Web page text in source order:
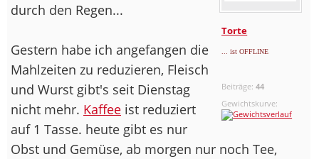
Torte
... ist OFFLINE
Beiträge:44
Gewichtskurve:
durch den Regen...
Gestern habe ich angefangen die
Mahlzeiten zu reduzieren, Fleisch
und Wurst gibt's seit Dienstag
nicht mehr. Kaffee ist reduziert
auf 1 Tasse. heute gibt es nur
Obst und Gemüse, ab morgen nur noch Tee,